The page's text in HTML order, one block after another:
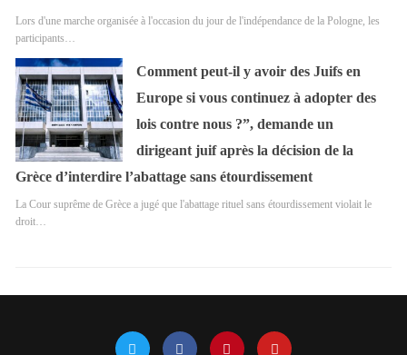
Lors d'une marche organisée à l'occasion du jour de l'indépendance de la Pologne, les
participants…
Comment peut-il y avoir des Juifs en
Europe si vous continuez à adopter des
lois contre nous ?”, demande un
dirigeant juif après la décision de la
Grèce d’interdire l’abattage sans étourdissement
La Cour suprême de Grèce a jugé que l'abattage rituel sans étourdissement violait le
droit…